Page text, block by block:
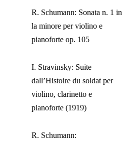
R. Schumann: Sonata n. 1 in
la minore perviolino e
pianoforte op. 105
I. Stravinsky: Suite
dall’Histoire du soldat per
violino, clarinetto e
pianoforte (1919)
R. Schumann: